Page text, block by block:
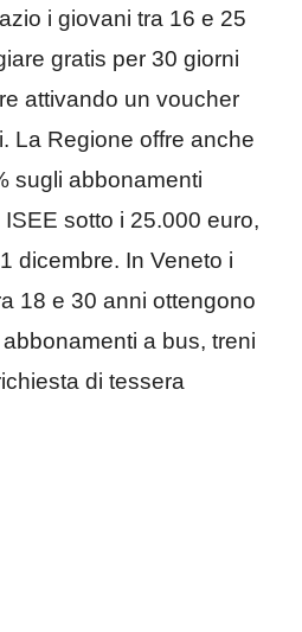
i giovani tra 16 e 25
gratis per 30 giorni
attivando un voucher
La Regione offre anche
sugli abbonamenti
sotto i 25.000 euro,
dicembre. In Veneto i
18 e 30 anni ottengono
a bus, treni
di tessera